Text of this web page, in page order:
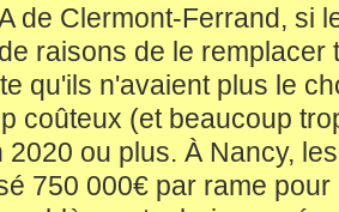
de Clermont-Ferrand, si
raisons de le remplacer
qu'ils n'avaient plus le
coûteux (et beaucoup
2020 ou plus. À Nancy,
750 000€ par rame